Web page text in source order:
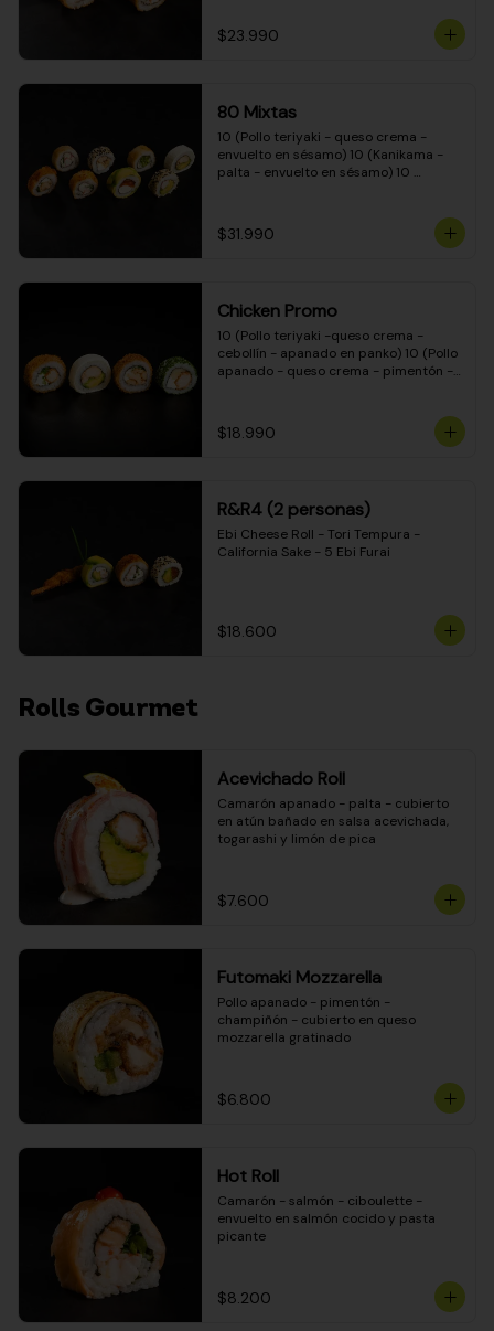
crema - cebollín)
$23.990
80 Mixtas
10 (Pollo teriyaki - queso crema -
envuelto en sésamo) 10 (Kanikama -
palta - envuelto en sésamo) 10
envuelto en queso crema) 10
(Camarón - queso crema - cebollín -
teriyaki - queso crema - cebollín -
envuelto en masa tempura) 10
(Pimentón - queso crema - cebollín -
envuelto en masa tempura)
$31.990
Chicken Promo
10 (Pollo teriyaki -queso crema -
cebollín - apanado en panko) 10 (Pollo
apanado - queso crema - pimentón -
ciboulette) 10 (Pollo teriyaki - palta -
envuelto en queso crema)
$18.990
R&R4 (2 personas)
Ebi Cheese Roll - Tori Tempura -
California Sake - 5 Ebi Furai
$18.600
Rolls Gourmet
Acevichado Roll
Camarón apanado - palta - cubierto
en atún bañado en salsa acevichada,
togarashi y limón de pica
$7.600
Futomaki Mozzarella
Pollo apanado - pimentón -
champiñón - cubierto en queso
mozzarella gratinado
$6.800
Hot Roll
Camarón - salmón - ciboulette -
envuelto en salmón cocido y pasta
picante
$8.200